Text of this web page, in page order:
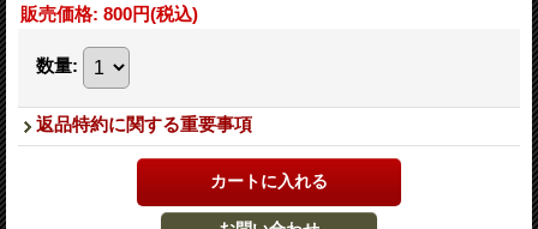
販売価格: 800円(税込)
数量:
返品特約に関する重要事項